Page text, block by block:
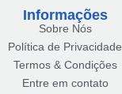
Informações
Sobre Nós
Política de Privacidade
Termos & Condições
Entre em contato